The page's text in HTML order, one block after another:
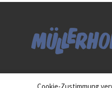
Diese Website ist als Teil